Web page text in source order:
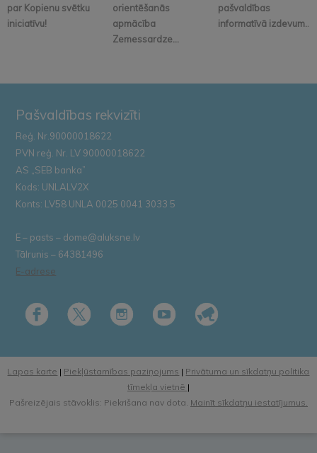
par Kopienu svētku
iniciatīvu!
orientēšanās
apmācība
Zemessardze...
pašvaldības
informatīvā izdevum...
Pašvaldības rekvizīti
Reģ. Nr.90000018622
PVN reģ. Nr. LV 90000018622
AS „SEB banka”
Kods: UNLALV2X
Konts: LV58 UNLA 0025 0041 3033 5
E – pasts – dome@aluksne.lv
Tālrunis – 64381496
E-adrese
Lapas karte | Piekļūstamības paziņojums | Privātuma un sīkdatņu politika
tīmekļa vietnē |
Pašreizējais stāvoklis: Piekrišana nav dota. Mainīt sīkdatņu iestatījumus.